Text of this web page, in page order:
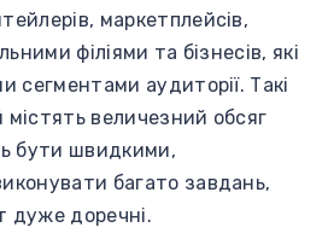
маркетплейсів,
філіями та бізнесів, які
сегментами аудиторії. Такі
величезний обсяг
бути швидкими,
багато завдань,
дуже доречні.